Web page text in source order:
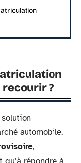
recourir ?
automobile.
,
qu’à répondre à